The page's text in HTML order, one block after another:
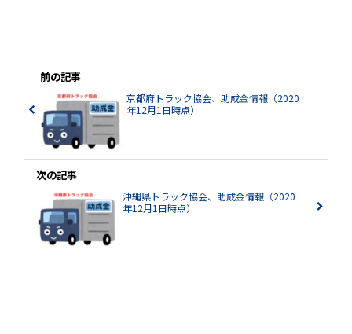
前の記事
京都府トラック協会、助成金情報（2020
年12月1日時点）
次の記事
沖縄県トラック協会、助成金情報（2020
年12月1日時点）